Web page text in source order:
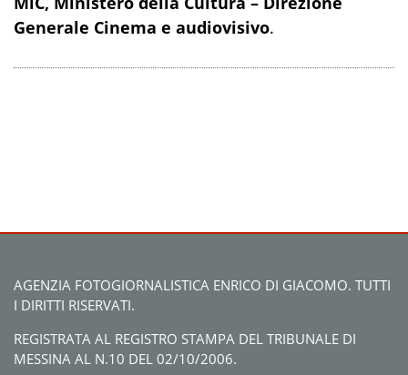
Generale Cinema e audiovisivo.
AGENZIA FOTOGIORNALISTICA ENRICO DI GIACOMO. TUTTI
I DIRITTI RISERVATI.
REGISTRATA AL REGISTRO STAMPA DEL TRIBUNALE DI
MESSINA AL N.10 DEL 02/10/2006.